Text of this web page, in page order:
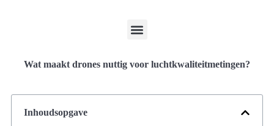
Wat maakt drones nuttig voor luchtkwaliteitmetingen?
Inhoudsopgave